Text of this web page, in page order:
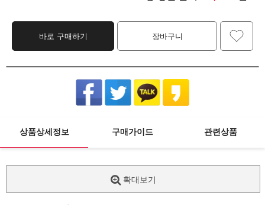
바로 구매하기 장바구니
상품상세정보 구매가이드 관련상품
확대보기